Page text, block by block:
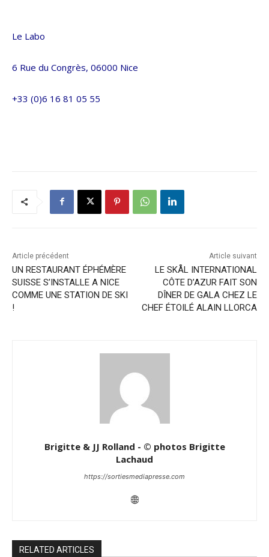
Le Labo
6 Rue du Congrès, 06000 Nice
+33 (0)6 16 81 05 55
Article précédent
UN RESTAURANT ÉPHÉMÈRE
SUISSE S’INSTALLE A NICE
COMME UNE STATION DE SKI
!
Article suivant
LE SKÅL INTERNATIONAL
CÔTE D’AZUR FAIT SON
DÎNER DE GALA CHEZ LE
CHEF ÉTOILÉ ALAIN LLORCA
Brigitte & JJ Rolland - © photos Brigitte
Lachaud
https://sortiesmediapresse.com
RELATED ARTICLES